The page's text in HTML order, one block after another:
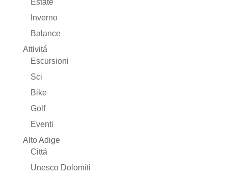
Estate
Inverno
Balance
Attivitá
Escursioni
Sci
Bike
Golf
Eventi
Alto Adige
Cittá
Unesco Dolomiti